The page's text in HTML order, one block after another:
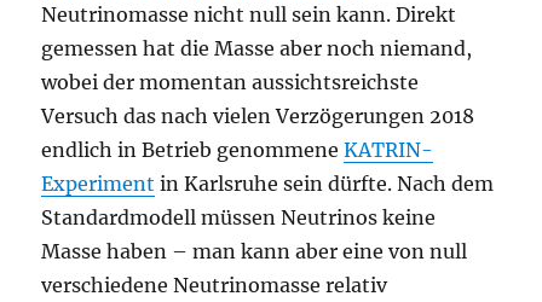
Neutrinomasse nicht null sein kann. Direkt
gemessen hat die Masse aber noch niemand,
wobei der momentan aussichtsreichste
Versuch das nach vielen Verzögerungen 2018
endlich in Betrieb genommeneKATRIN-
Experiment in Karlsruhe sein dürfte. Nach dem
Standardmodell müssen Neutrinos keine
Masse haben – man kann aber eine von null
verschiedene Neutrinomasse relativ